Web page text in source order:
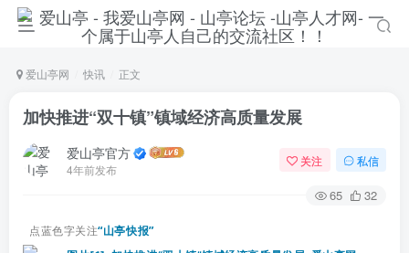
爱山亭网 快讯 正文
加快推进“双十镇”镇域经济高质量发展
爱山亭官方
4年前发布
关注 私信
65 32
点蓝色字关注“山亭快报”